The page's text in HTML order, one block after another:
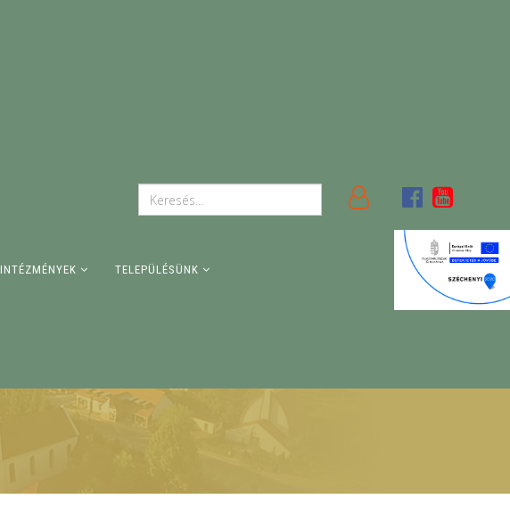
INTÉZMÉNYEK TELEPÜLÉSÜNK